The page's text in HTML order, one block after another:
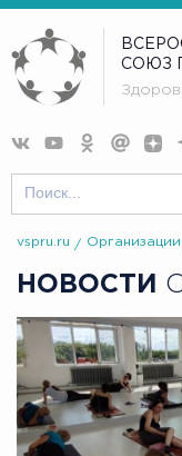
СОЮЗ
vspru.ru Организации
НОВОСТИ